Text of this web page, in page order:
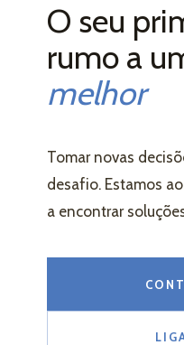
O seu
rumo a
melhor
Tomar novas
desafio. Estamos
a encontrar